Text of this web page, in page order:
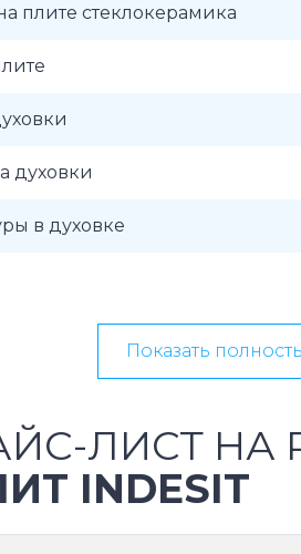
плите стеклокерамика
духовки
в духовке
Показать
ЛИСТ НА
INDESIT